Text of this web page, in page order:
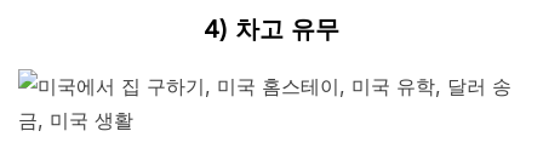
4) 차고 유무